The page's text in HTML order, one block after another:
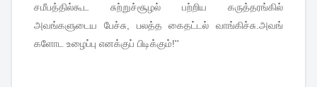
சமீபத்தில்கூட
சுற்றுச்சூழல் பற்றிய
கருத்தரங்கில்
அவங்களுடைய
பேச்சு பலத்த கைதட்டல் வாங்கிச்சு அவங்
களோட
உழைப்பு எனக்குப் பிடிக்கும்!''